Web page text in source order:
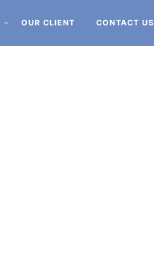
OUR CLIENT CONTACT US